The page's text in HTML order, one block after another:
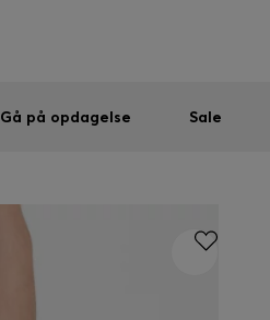
Gå på opdagelse Sale